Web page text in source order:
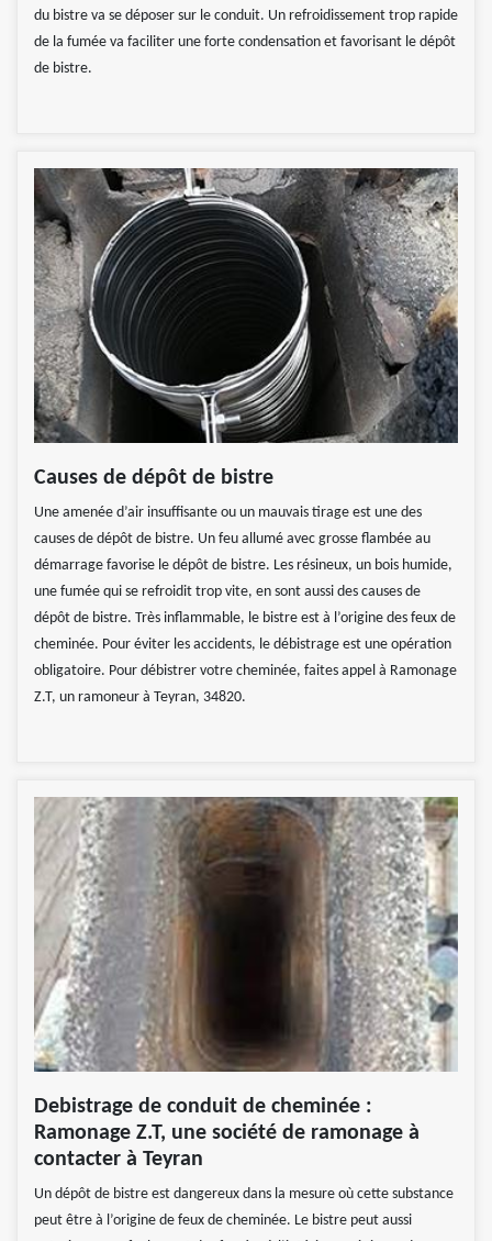
du bistre va se déposer sur le conduit. Un refroidissement trop rapide
de la fumée va faciliter une forte condensation et favorisant le dépôt
de bistre.
Causes de dépôt de bistre
Une amenée d’air insuffisante ou un mauvais tirage est une des
causes de dépôt de bistre. Un feu allumé avec grosse flambée au
démarrage favorise le dépôt de bistre. Les résineux, un bois humide,
une fumée qui se refroidit trop vite, en sont aussi des causes de
dépôt de bistre. Très inflammable, le bistre est à l’origine des feux de
cheminée. Pour éviter les accidents, le débistrage est une opération
obligatoire. Pour débistrer votre cheminée, faites appel à Ramonage
Z.T, un ramoneur à Teyran, 34820.
Debistrage de conduit de cheminée :
Ramonage Z.T, une société de ramonage à
contacter à Teyran
Un dépôt de bistre est dangereux dans la mesure où cette substance
peut être à l’origine de feux de cheminée. Le bistre peut aussi